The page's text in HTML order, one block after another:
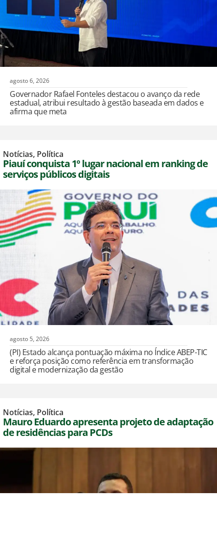
agosto 6, 2026
Governador Rafael Fonteles destacou o avanço da rede
estadual, atribui resultado à gestão baseada em dados e
afirma que meta
Notícias, Política
Piauí conquista 1º lugar nacional em ranking de
serviços públicos digitais
agosto 5, 2026
(PI) Estado alcança pontuação máxima no Índice ABEP-TIC
e reforça posição como referência em transformação
digital e modernização da gestão
Notícias, Política
Mauro Eduardo apresenta projeto de adaptação
de residências para PCDs